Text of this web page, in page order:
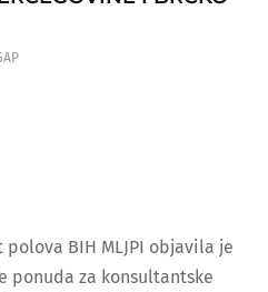
BIH MLJPI objavila je
ponuda za konsultantske